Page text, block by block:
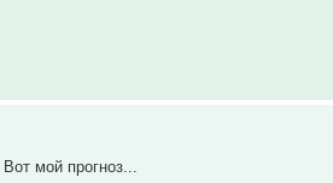
мой прогноз...